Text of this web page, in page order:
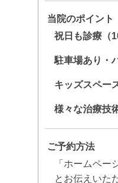
当院のポイント
祝日も診療（
駐車場あり・
キッズスペー
様々な治療技
ご予約方法
「ホームペー
とお伝えいた